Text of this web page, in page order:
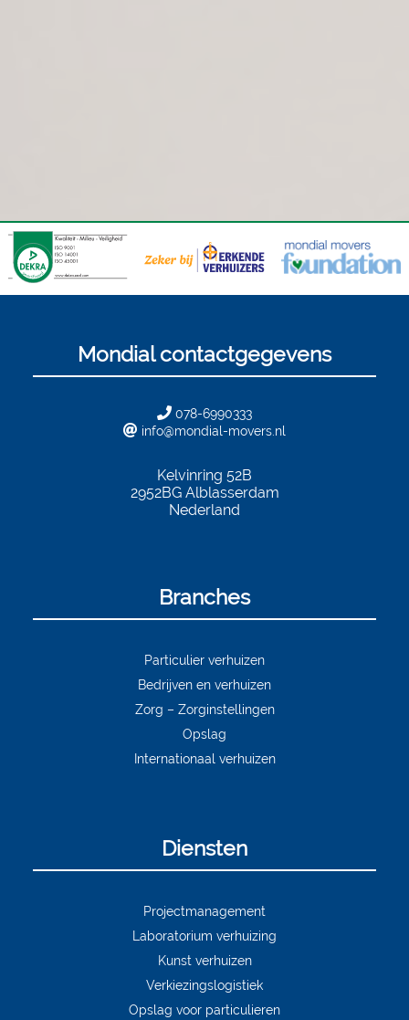
Mondial contactgegevens
078-6990333
info@mondial-movers.nl
Kelvinring 52B
2952BGAlblasserdam
Nederland
Branches
Particulier verhuizen
Bedrijven en verhuizen
Zorg – Zorginstellingen
Opslag
Internationaal verhuizen
Diensten
Projectmanagement
Laboratorium verhuizing
Kunst verhuizen
Verkiezingslogistiek
Opslag voor particulieren